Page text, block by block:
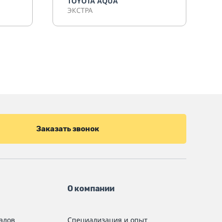
ЭКСТРА
Заказать звонок
О компании
Специализация и опыт